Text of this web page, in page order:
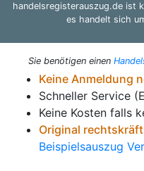
handelsregisterauszug.de ist
es handelt sich
Sie benötigen einen
Keine Anmeldung
Schneller Service
Keine Kosten falls
Original
Beispielsauszug